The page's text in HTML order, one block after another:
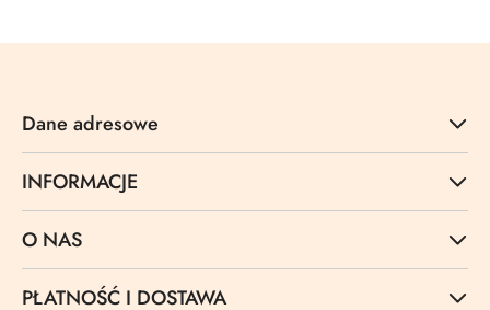
Dane adresowe
INFORMACJE
O NAS
PŁATNOŚĆ I DOSTAWA